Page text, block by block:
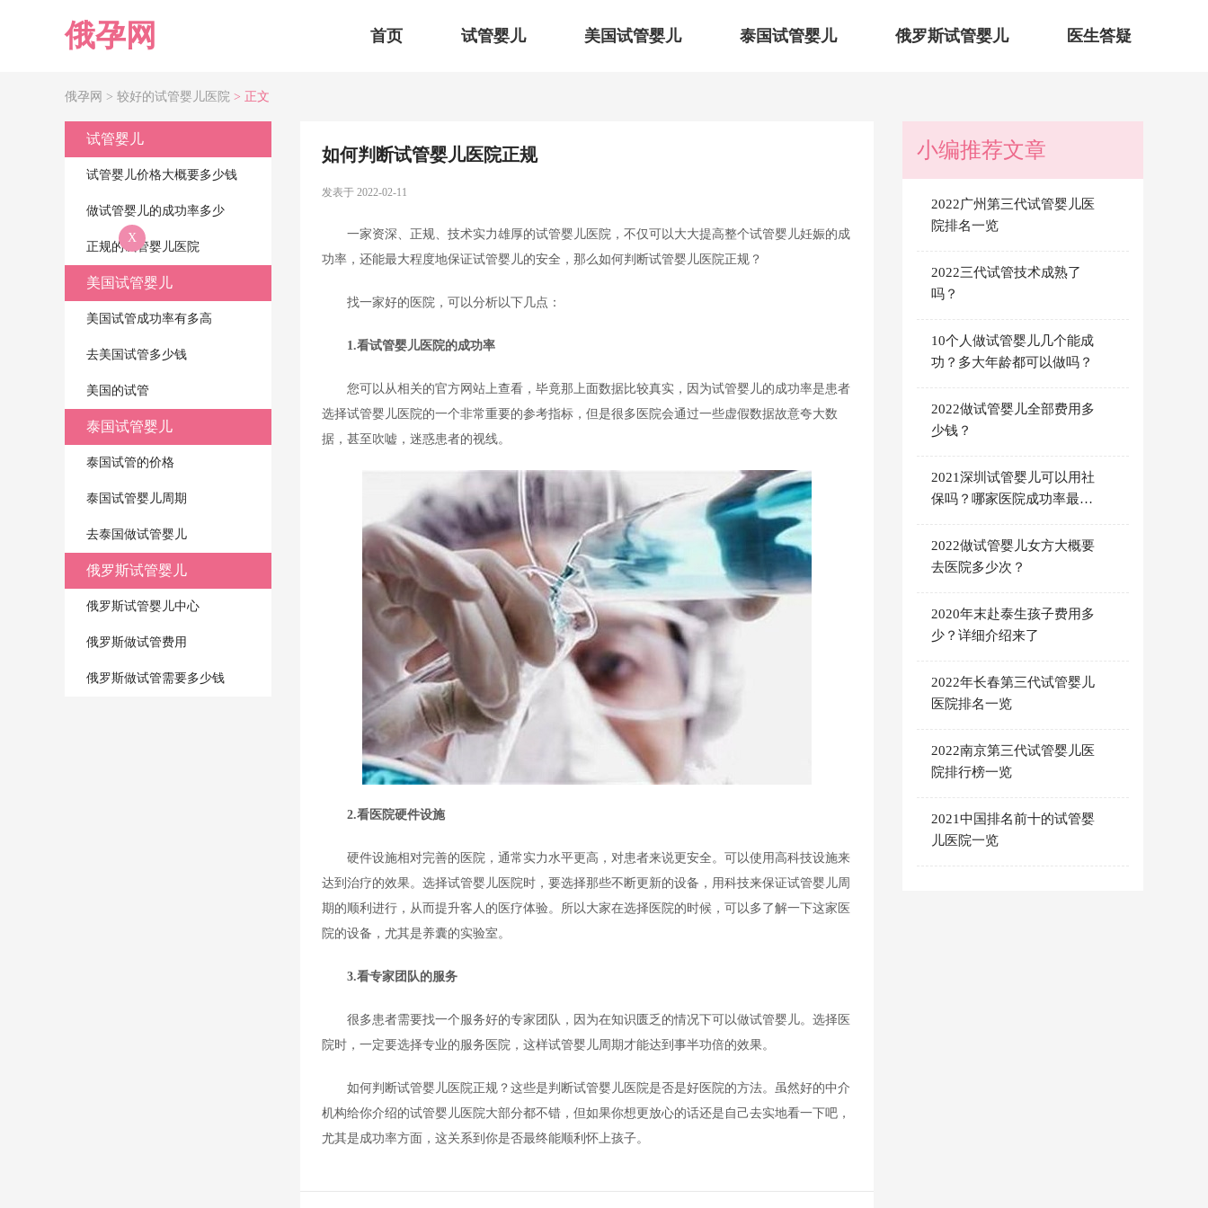
俄孕网 首页 试管婴儿 美国试管婴儿 泰国试管婴儿 俄罗斯试管婴儿 医生答疑
俄孕网 > 较好的试管婴儿医院 > 正文
试管婴儿
试管婴儿价格大概要多少钱
做试管婴儿的成功率多少
正规的试管婴儿医院
美国试管婴儿
美国试管成功率有多高
去美国试管多少钱
美国的试管
泰国试管婴儿
泰国试管的价格
泰国试管婴儿周期
去泰国做试管婴儿
俄罗斯试管婴儿
俄罗斯试管婴儿中心
俄罗斯做试管费用
俄罗斯做试管需要多少钱
如何判断试管婴儿医院正规
发表于 2022-02-11
一家资深、正规、技术实力雄厚的试管婴儿医院，不仅可以大大提高整个试管婴儿妊娠的成
功率，还能最大程度地保证试管婴儿的安全，那么如何判断试管婴儿医院正规？
找一家好的医院，可以分析以下几点：
1.看试管婴儿医院的成功率
您可以从相关的官方网站上查看，毕竟那上面数据比较真实，因为试管婴儿的成功率是患者
选择试管婴儿医院的一个非常重要的参考指标，但是很多医院会通过一些虚假数据故意夸大数
据，甚至吹嘘，迷惑患者的视线。
2.看医院硬件设施
硬件设施相对完善的医院，通常实力水平更高，对患者来说更安全。可以使用高科技设施来
达到治疗的效果。选择试管婴儿医院时，要选择那些不断更新的设备，用科技来保证试管婴儿周
期的顺利进行，从而提升客人的医疗体验。所以大家在选择医院的时候，可以多了解一下这家医
院的设备，尤其是养囊的实验室。
3.看专家团队的服务
很多患者需要找一个服务好的专家团队，因为在知识匮乏的情况下可以做试管婴儿。选择医
院时，一定要选择专业的服务医院，这样试管婴儿周期才能达到事半功倍的效果。
如何判断试管婴儿医院正规？这些是判断试管婴儿医院是否是好医院的方法。虽然好的中介
机构给你介绍的试管婴儿医院大部分都不错，但如果你想更放心的话还是自己去实地看一下吧，
尤其是成功率方面，这关系到你是否最终能顺利怀上孩子。
小编推荐文章
2022广州第三代试管婴儿医
院排名一览
2022三代试管技术成熟了
吗？
10个人做试管婴儿几个能成
功？多大年龄都可以做吗？
2022做试管婴儿全部费用多
少钱？
2021深圳试管婴儿可以用社
保吗？哪家医院成功率最
2022做试管婴儿女方大概要
去医院多少次？
2020年末赴泰生孩子费用多
少？详细介绍来了
2022年长春第三代试管婴儿
医院排名一览
2022南京第三代试管婴儿医
院排行榜一览
2021中国排名前十的试管婴
儿医院一览
X